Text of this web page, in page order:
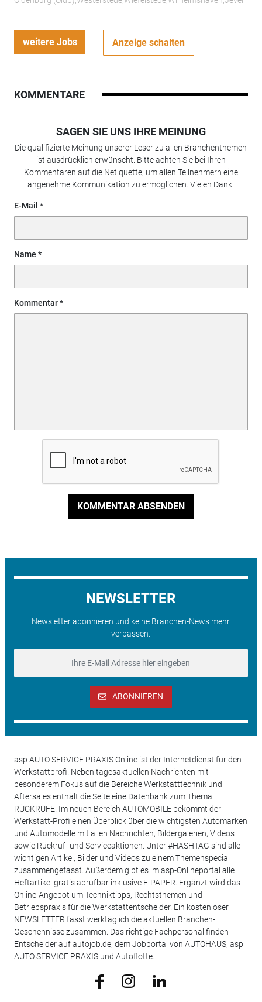
weitere Jobs Anzeige schalten
KOMMENTARE
SAGEN SIE UNS IHRE MEINUNG
Die qualifizierte Meinung unserer Leser zu allen Branchenthemen
ist ausdrücklich erwünscht. Bitte achten Sie bei Ihren
Kommentaren auf die Netiquette, um allen Teilnehmern eine
angenehme Kommunikation zu ermöglichen. Vielen Dank!
E-Mail
Name
Kommentar
KOMMENTAR ABSENDEN
NEWSLETTER
Newsletter abonnieren und keine Branchen-News mehr
verpassen.
ABONNIEREN
asp AUTO SERVICE PRAXIS Online ist der Internetdienst für den
Werkstattprofi. Neben tagesaktuellen Nachrichten mit
besonderem Fokus auf die Bereiche Werkstatttechnik und
Aftersales enthält die Seite eine Datenbank zum Thema
RÜCKRUFE. Im neuen Bereich AUTOMOBILE bekommt der
Werkstatt-Profi einen Überblick über die wichtigsten Automarken
und Automodelle mit allen Nachrichten, Bildergalerien, Videos
sowie Rückruf- und Serviceaktionen. Unter #HASHTAG sind alle
wichtigen Artikel, Bilder und Videos zu einem Themenspecial
zusammengefasst. Außerdem gibt es im asp-Onlineportal alle
Heftartikel gratis abrufbar inklusive E-PAPER. Ergänzt wird das
Online-Angebot um Techniktipps, Rechtsthemen und
Betriebspraxis für die Werkstattentscheider. Ein kostenloser
NEWSLETTER fasst werktäglich die aktuellen Branchen-
Geschehnisse zusammen. Das richtige Fachpersonal finden
Entscheider auf autojob.de, dem Jobportal von AUTOHAUS, asp
AUTO SERVICE PRAXIS und Autoflotte.